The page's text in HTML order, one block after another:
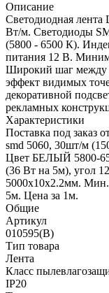
Описание
Светодиодная
Вт/м. Светодиоды
(5800 - 6500 К).
питания 12 В.
Широкий шаг между
эффект видимых
декоративной
рекламных
Характеристики
Поставка под заказ
smd 5060, 30шт/м
Цвет БЕЛЫЙ 5800-
(36 Вт на 5м), угол
5000х10x2.2мм.
5м. Цена за 1м.
Общие
Артикул
010595(B)
Тип товара
Лента
Класс
IP20